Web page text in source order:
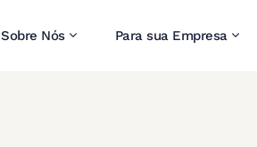
Sobre Nós Para sua Empresa